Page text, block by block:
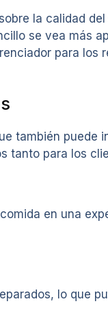
la calidad
se vea más
para los
también puede
tanto para los
en una
lo que